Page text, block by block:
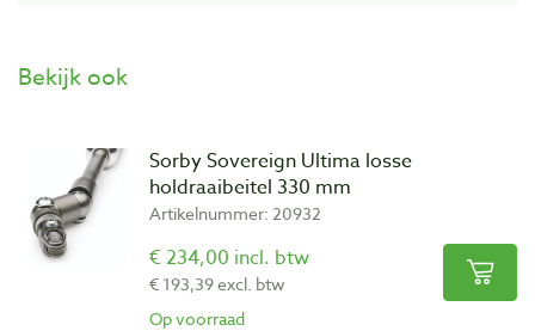
Bekijk ook
Sorby Sovereign Ultima losse
holdraaibeitel 330 mm
Artikelnummer: 20932
€ 234,00 incl. btw
€ 193,39 excl. btw
Op voorraad